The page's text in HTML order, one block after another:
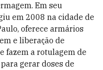
Em seu
em 2008 na cidade de
oferece armários
e liberação de
fazem a rotulagem de
gerar doses de